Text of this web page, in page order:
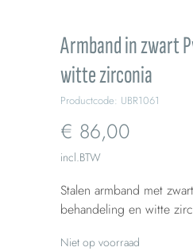
Armband in zwart
witte zirconia
Productcode: UBR1061
€ 86,00
incl.BTW
Stalen armband met
behandeling en witte
Niet op voorraad